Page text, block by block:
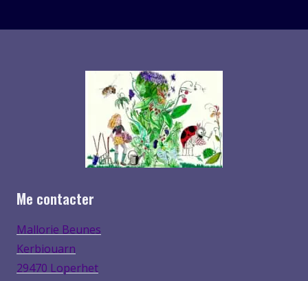
à
Me contacter
Mallorie Beunes
Kerbiouarn
29470 Loperhet